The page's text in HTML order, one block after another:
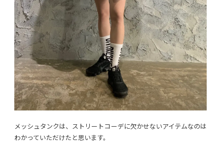
メッシュタンクは、ストリートコーデに欠かせないアイテムなのは
わかっていただけたと思います。